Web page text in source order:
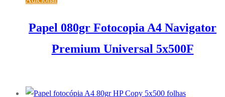
Papel 080gr Fotocopia A4 Navigator
Premium Universal 5x500F